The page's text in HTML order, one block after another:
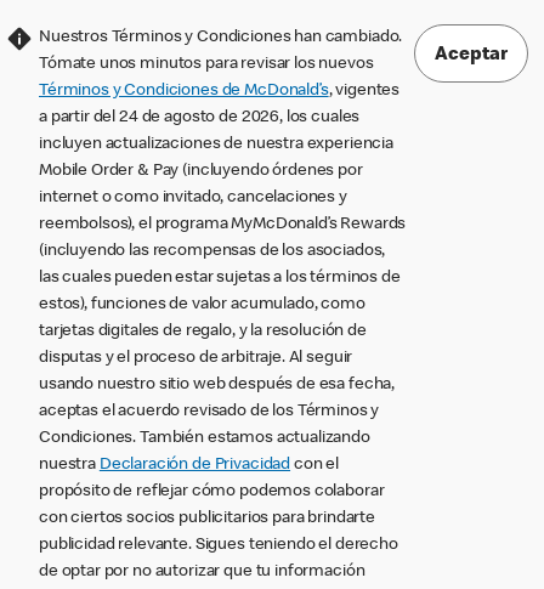
Nuestros Términos y Condiciones han cambiado.
Tómate unos minutos para revisar los nuevos
Términos y Condiciones de McDonald’s, vigentes
a partir del 24 de agosto de 2026, los cuales
incluyen actualizaciones de nuestra experiencia
Mobile Order & Pay (incluyendo órdenes por
internet o como invitado, cancelaciones y
reembolsos), el programa MyMcDonald’s Rewards
(incluyendo las recompensas de los asociados,
las cuales pueden estar sujetas a los términos de
estos), funciones de valor acumulado, como
tarjetas digitales de regalo, y la resolución de
disputas y el proceso de arbitraje. Al seguir
usando nuestro sitio web después de esa fecha,
aceptas el acuerdo revisado de los Términos y
Condiciones. También estamos actualizando
nuestra Declaración de Privacidad con el
propósito de reflejar cómo podemos colaborar
con ciertos socios publicitarios para brindarte
publicidad relevante. Sigues teniendo el derecho
de optar por no autorizar que tu información
Aceptar